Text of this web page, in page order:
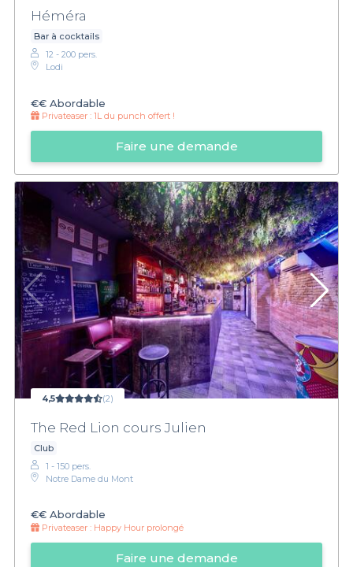
Héméra
Bar à cocktails
12 - 200 pers.
Lodi
€€ Abordable
Privateaser : 1L du punch offert !
Faire une demande
4,5 (2)
The Red Lion cours Julien
Club
1 - 150 pers.
Notre Dame du Mont
€€ Abordable
Privateaser : Happy Hour prolongé
Faire une demande